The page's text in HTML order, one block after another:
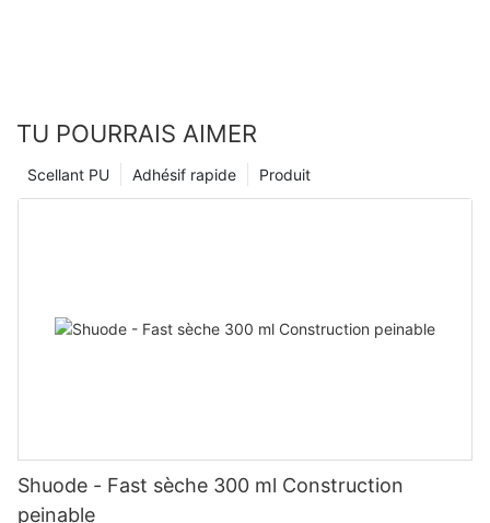
TU POURRAIS AIMER
Produit
Adhésif rapide
Scellant PU
Shuode - Fast sèche 300 ml Construction
peinable